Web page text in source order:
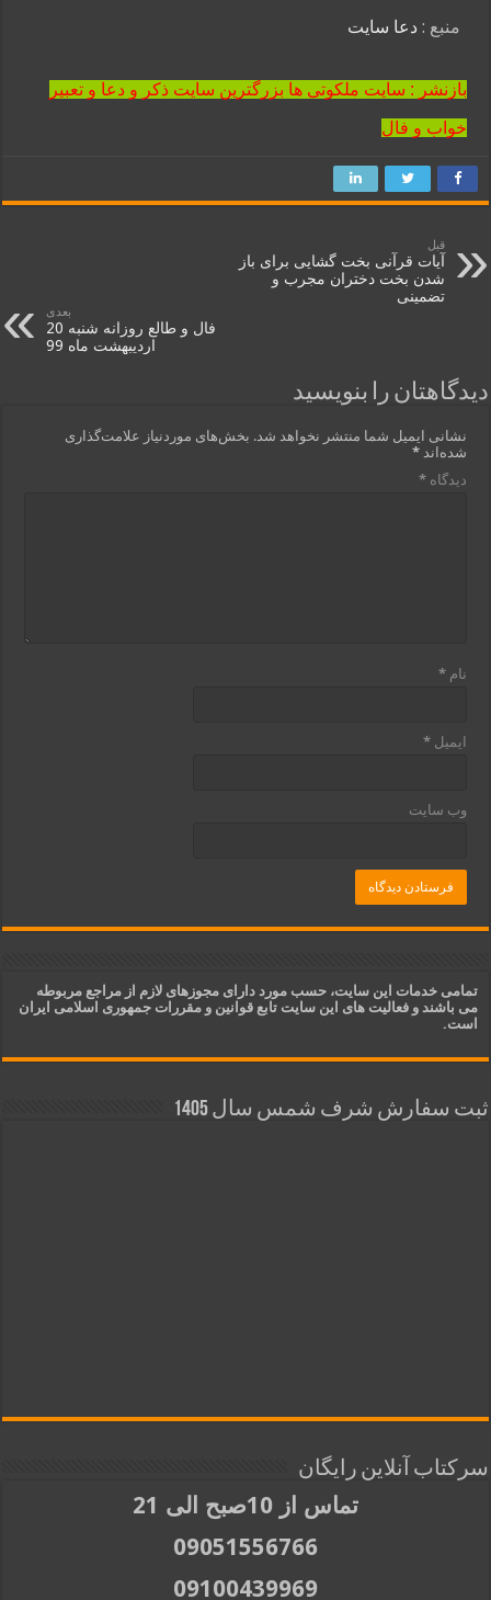
منبع :دعا سایت
بازنشر : سایت ملکوتی ها بزرگترین سایت ذکر و دعا و تعبیر
خواب و فال
قبل
آیات قرآنی بخت گشایی برای باز
شدن بخت دختران مجرب و
تضمینی
بعدی
فال و طالع روزانه شنبه 20
اردیبهشت ماه 99
دیدگاهتان را بنویسید
نشانی ایمیل شما منتشر نخواهد شد. بخش‌های موردنیاز علامت‌گذاری
شده‌اند*
دیدگاه*
نام*
ایمیل*
وب‌ سایت
تمامی خدمات این سایت، حسب مورد دارای مجوزهای لازم از مراجع مربوطه
می باشند و فعالیت های این سایت تابع قوانین و مقررات جمهوری اسلامی ایران
است.
ثبت سفارش شرف شمس سال 1405
سرکتاب آنلاین رایگان
تماس از 10صبح الی 21
09051556766
09100439969